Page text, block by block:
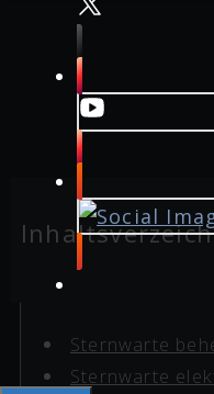
Sternwarte
Sternwarte